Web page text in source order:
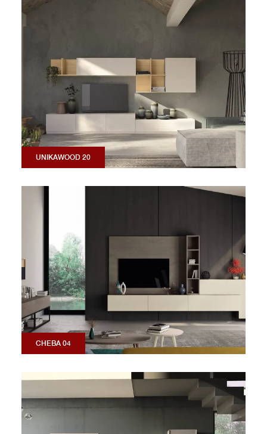
UNIKAWOOD 20
CHEBA 04